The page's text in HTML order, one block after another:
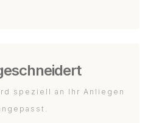
speziell an Ihr Anliegen